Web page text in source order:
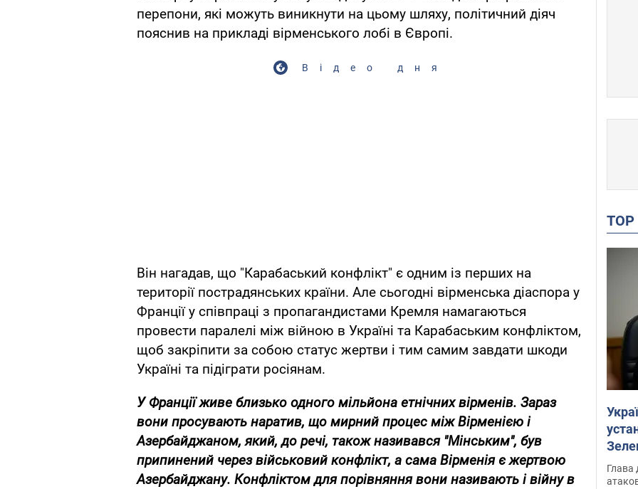
перепони, які можуть виникнути на цьому шляху, політичний діяч
пояснив на прикладі вірменського лобі в Європі.
Відео дня
Він нагадав, що "Карабаський конфлікт" є одним із перших на
території пострадянських країни. Але сьогодні вірменська діаспора у
Франції у співпраці з пропагандистами Кремля намагаються
провести паралелі між війною в Україні та Карабаським конфліктом,
щоб закріпити за собою статус жертви і тим самим завдати шкоди
Україні та підіграти росіянам.
У Франції живе близько одного мільйона етнічних вірменів. Зараз
вони просувають наратив, що мирний процес між Вірменією і
Азербайджаном, який, до речі, також називався "Мінським", був
припинений через військовий конфлікт, а сама Вірменія є жертвою
Азербайджану. Конфліктом для порівняння вони називають і війну в
Глава